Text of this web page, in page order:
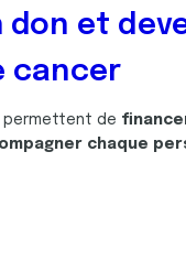
don et
cancer
permettent de
chaque